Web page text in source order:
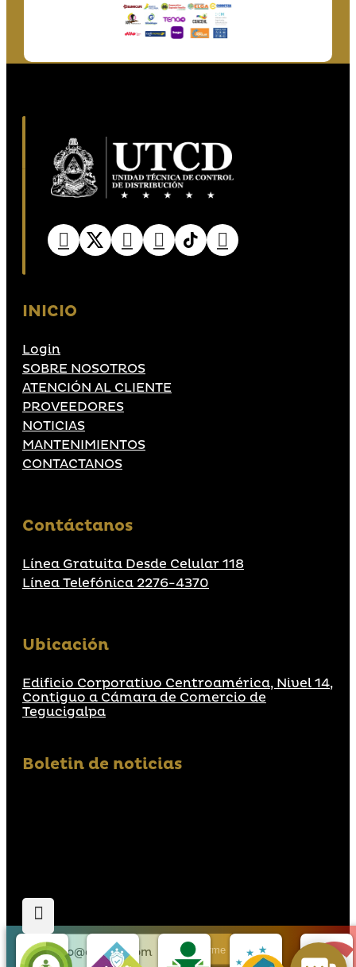
INICIO
Login
SOBRE NOSOTROS
ATENCIÓN AL CLIENTE
PROVEEDORES
NOTICIAS
MANTENIMIENTOS
CONTACTANOS
Contáctanos
Línea Gratuita Desde Celular 118
Línea Telefónica 2276-4370
Ubicación
Edificio Corporativo Centroamérica, Nivel 14,
Contiguo a Cámara de Comercio de
Tegucigalpa
Boletin de noticias
Suscribirme